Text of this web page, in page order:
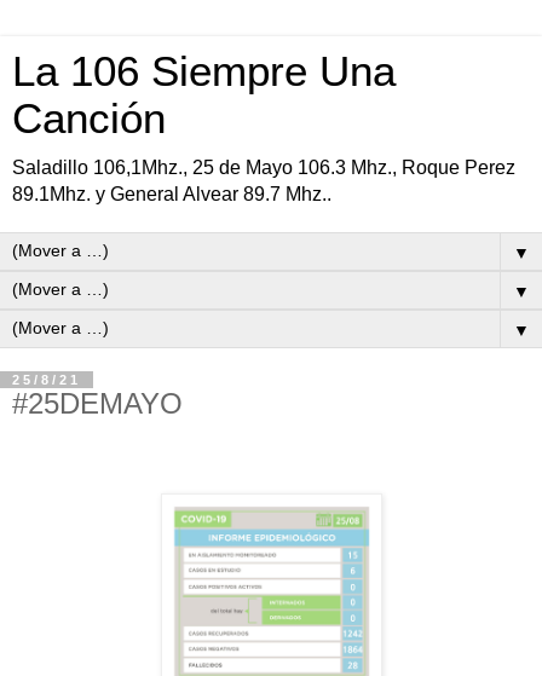
La 106 Siempre Una
Canción
Saladillo 106,1Mhz., 25 de Mayo 106.3 Mhz., Roque Perez
89.1Mhz. y General Alvear 89.7 Mhz..
▼
▼
▼
25/8/21
#25DEMAYO